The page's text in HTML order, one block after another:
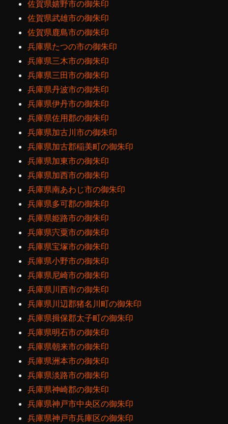
佐賀県嬉野市の御朱印
佐賀県武雄市の御朱印
佐賀県鹿島市の御朱印
兵庫県たつの市の御朱印
兵庫県三木市の御朱印
兵庫県三田市の御朱印
兵庫県丹波市の御朱印
兵庫県伊丹市の御朱印
兵庫県佐用郡の御朱印
兵庫県加古川市の御朱印
兵庫県加古郡稲美町の御朱印
兵庫県加東市の御朱印
兵庫県加西市の御朱印
兵庫県南あわじ市の御朱印
兵庫県多可郡の御朱印
兵庫県姫路市の御朱印
兵庫県宍粟市の御朱印
兵庫県宝塚市の御朱印
兵庫県小野市の御朱印
兵庫県尼崎市の御朱印
兵庫県川西市の御朱印
兵庫県川辺郡猪名川町の御朱印
兵庫県揖保郡太子町の御朱印
兵庫県明石市の御朱印
兵庫県朝来市の御朱印
兵庫県洲本市の御朱印
兵庫県淡路市の御朱印
兵庫県神崎郡の御朱印
兵庫県神戸市中央区の御朱印
兵庫県神戸市兵庫区の御朱印